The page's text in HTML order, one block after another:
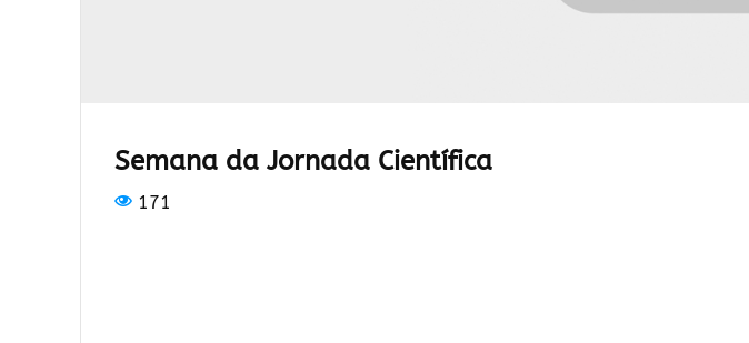
Semana da Jornada Científica
171